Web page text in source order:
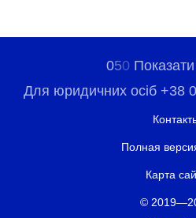
050
Для юридичних осіб +38
Полная
Карта
©